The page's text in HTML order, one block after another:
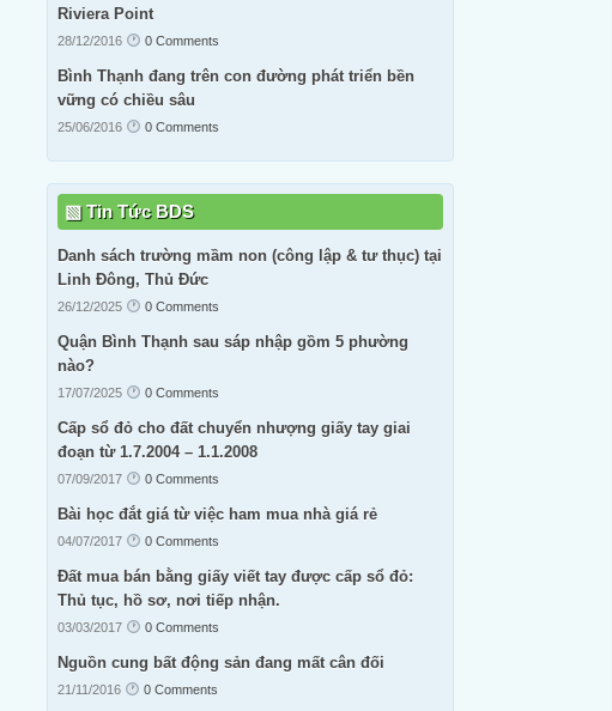
Riviera Point
28/12/2016 0 Comments
Bình Thạnh đang trên con đường phát triển bền
vững có chiều sâu
25/06/2016 0 Comments
Tin Tức BDS
Danh sách trường mầm non (công lập & tư thục) tại
Linh Đông, Thủ Đức
26/12/2025 0 Comments
Quận Bình Thạnh sau sáp nhập gồm 5 phường
nào?
17/07/2025 0 Comments
Cấp sổ đỏ cho đất chuyển nhượng giấy tay giai
đoạn từ 1.7.2004 – 1.1.2008
07/09/2017 0 Comments
Bài học đắt giá từ việc ham mua nhà giá rẻ
04/07/2017 0 Comments
Đất mua bán bằng giấy viết tay được cấp sổ đỏ:
Thủ tục, hồ sơ, nơi tiếp nhận.
03/03/2017 0 Comments
Nguồn cung bất động sản đang mất cân đối
21/11/2016 0 Comments